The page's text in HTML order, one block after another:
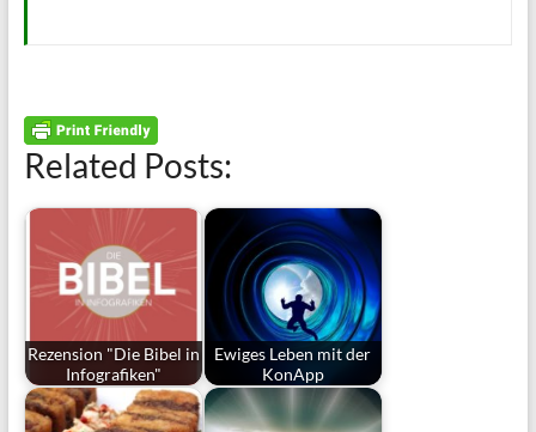
Related Posts:
Rezension "Die Bibel in
Infografiken"
Ewiges Leben mit der
KonApp